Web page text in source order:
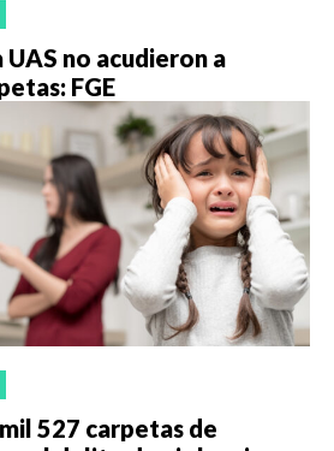
no acudieron a
FGE
527 carpetas de